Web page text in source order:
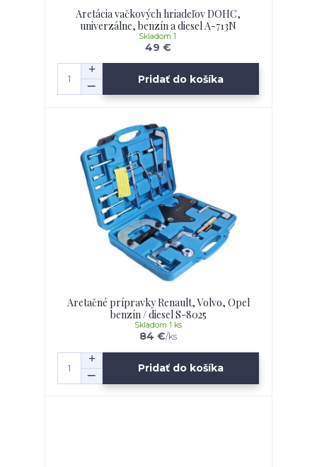
Aretácia vačkových hriadeľov DOHC,
univerzálne, benzín a diesel A-713N
49 €
Skladom 1
Pridať do košíka
Aretačné prípravky Renault, Volvo, Opel
benzín / diesel S-8025
84 €/ks
Skladom 1 ks
Pridať do košíka